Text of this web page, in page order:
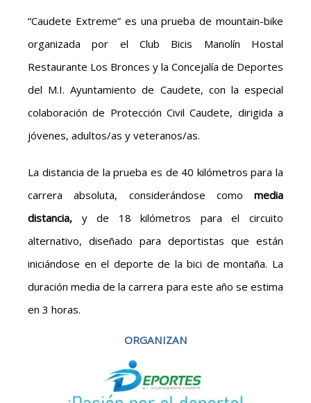
“Caudete Extreme” es una prueba de mountain-bike
organizada por el Club Bicis Manolín Hostal
Restaurante Los Bronces y la Concejalía de Deportes
del M.I. Ayuntamiento de Caudete, con la especial
colaboración de Protección Civil Caudete, dirigida a
jóvenes, adultos/as y veteranos/as.
La distancia de la prueba es de 40 kilómetros para la
carrera absoluta, considerándose como media
distancia, y de 18 kilómetros para el circuito
alternativo, diseñado para deportistas que están
iniciándose en el deporte de la bici de montaña. La
duración media de la carrera para este año se estima
en 3 horas.
ORGANIZAN